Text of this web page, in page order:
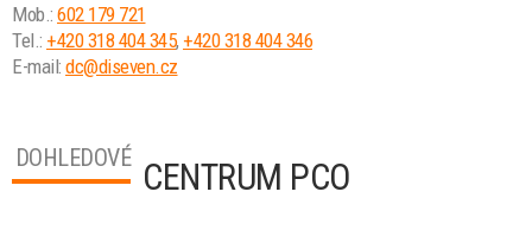
Mob.: 602 179 721
Tel.: +420 318 404 345, +420 318 404 346
E-mail: dc@diseven.cz
DOHLEDOVÉ CENTRUM PCO